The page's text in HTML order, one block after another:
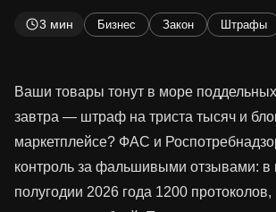
3 мин Бизнес Закон Штрафы
Ваши товары тонут в море поддельных
завтра — штраф на триста тысяч и
маркетплейсе? ФАС и
контроль за фальшивыми отзывами: в
полугодии 2026 года 1200